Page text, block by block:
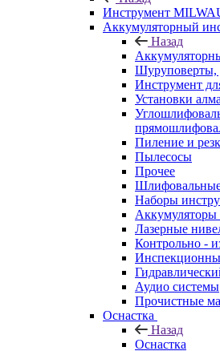
Инструмент
Аккумуляторный
Назад
Шуруповерты,
Инструмент
Установки
Пиление и
Пылесосы
Прочее
Наборы
Аккумуляторы
Лазерные
Контрольно -
Аудио системы
Прочистные
Оснастка
Назад
Оснастка